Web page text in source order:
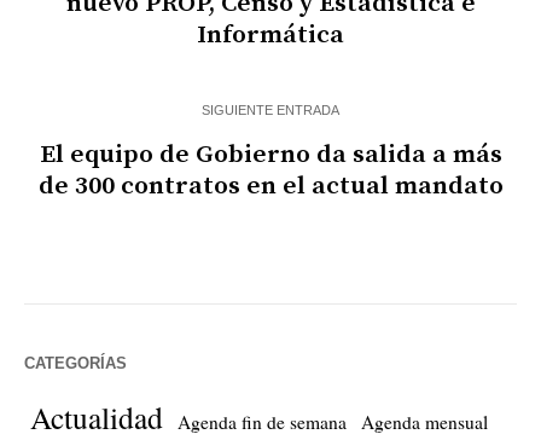
Informática
SIGUIENTE ENTRADA
El equipo de Gobierno da salida a más
de 300 contratos en el actual mandato
CATEGORÍAS
Actualidad Agenda fin de semana Agenda mensual